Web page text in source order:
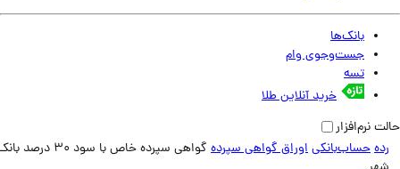
بانک‌ها
جست‌وجوی وام
تسه
خرید آنلاین طلا
حساب‌بانکیاوراق گواهی سپرده
گواهی سپرده خاص با سود 30 درصد بانک‌